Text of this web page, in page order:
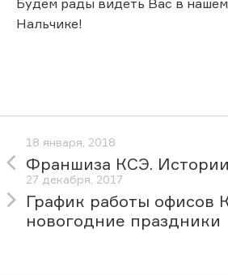
Нальчике!
18 января, 2018
Франшиза КСЭ.
27 декабря, 2017
График работы офисов
новогодние праздники